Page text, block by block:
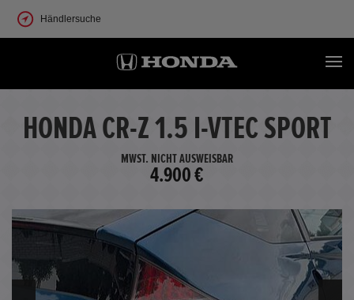
Händlersuche
HONDA CR-Z 1.5 I-VTEC SPORT
MWST. NICHT AUSWEISBAR
4.900 €